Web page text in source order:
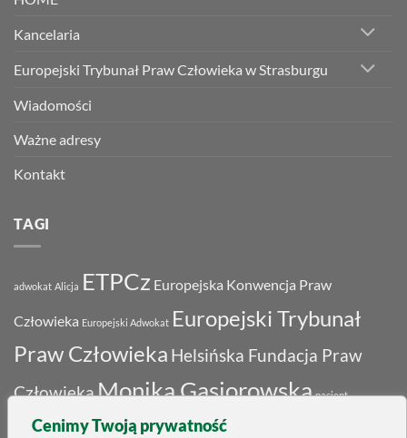
Cenimy Twoją prywatność
Kancelaria
Europejski Trybunał Praw Człowieka w Strasburgu
Wiadomości
Ważne adresy
Kontakt
TAGI
adwokat Alicja ETPCz Europejska Konwencja Praw
Człowieka Europejski Adwokat Europejski Trybunał
Praw Człowieka Helsińska Fundacja Praw
CzłowiekaMonika Gąsiorowska pacjent
prawa człowieka prawa kobiet Rada Adwokacka